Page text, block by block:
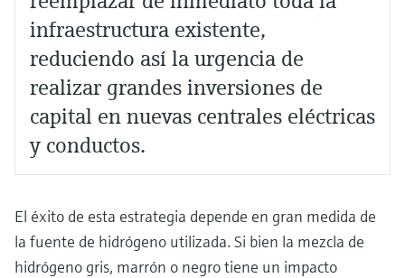
infraestructura existente,
reduciendo así la urgencia de
realizar grandes inversiones de
capital en nuevas centrales eléctricas
y conductos.
El éxito de esta estrategia depende en gran medida de
la fuente de hidrógeno utilizada. Si bien la mezcla de
hidrógeno gris, marrón o negro tiene un impacto